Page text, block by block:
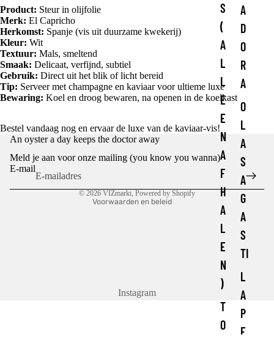
S
(
A
L
L
E
E
N
A
F
H
A
L
E
N
)
T
O
A
D
O
R
A
O
L
A
S
A
G
A
S
TI
L
A
P
E
Product: Steur in olijfolie
Merk: El Capricho
Herkomst: Spanje (vis uit duurzame kwekerij)
Kleur: Wit
Textuur: Mals, smeltend
Smaak: Delicaat, verfijnd, subtiel
Gebruik: Direct uit het blik of licht bereid
Tip: Serveer met champagne en kaviaar voor ultieme luxe
Bewaring: Koel en droog bewaren, na openen in de koelkast
Bestel vandaag nog en ervaar de luxe van de kaviaar-vis!
An oyster a day keeps the doctor away
Meld je aan voor onze mailing (you know you wanna)
E-mail
© 2026 VIZmarkt, Powered by Shopify
Voorwaarden en beleid
Privacybeleid
Terugbetalingsbeleid
Algemene voorwaarden
Contactgegevens
Instagram